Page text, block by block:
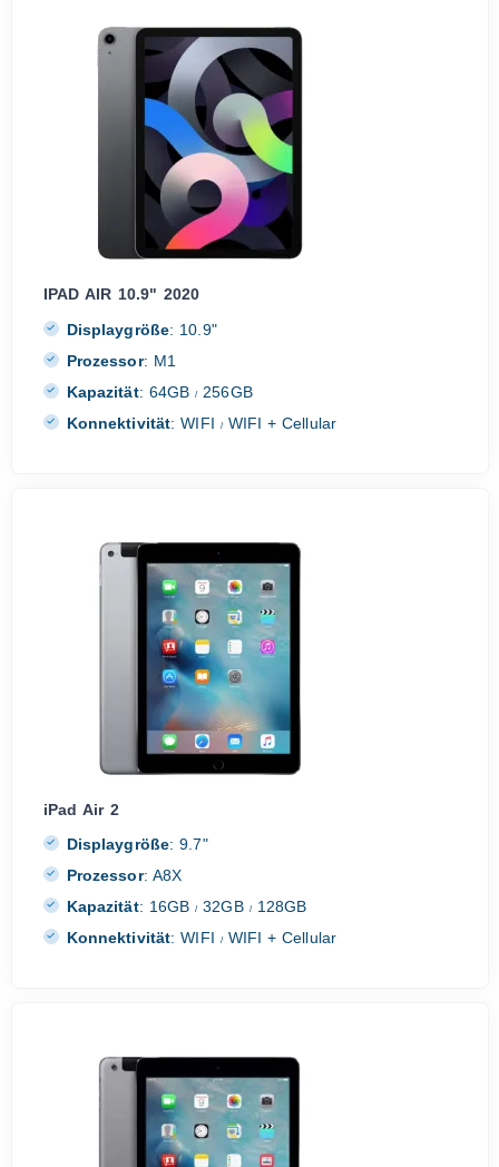
IPAD AIR 10.9" 2020
Displaygröße: 10.9"
Prozessor: M1
Kapazität: 64GB/ 256GB
Konnektivität: WIFI /WIFI + Cellular
iPad Air 2
Displaygröße: 9.7"
Prozessor: A8X
Kapazität: 16GB/ 32GB /128GB
Konnektivität: WIFI /WIFI + Cellular